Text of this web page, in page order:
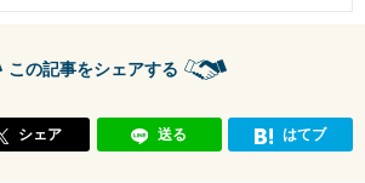
この記事をシェアする
シェア 送る はてブ